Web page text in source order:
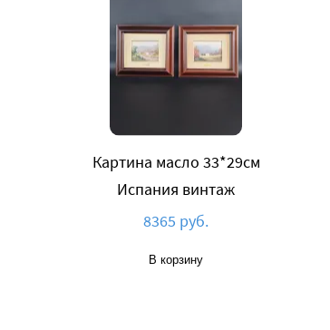
Картина масло 33*29см
Испания винтаж
8365 руб.
В корзину